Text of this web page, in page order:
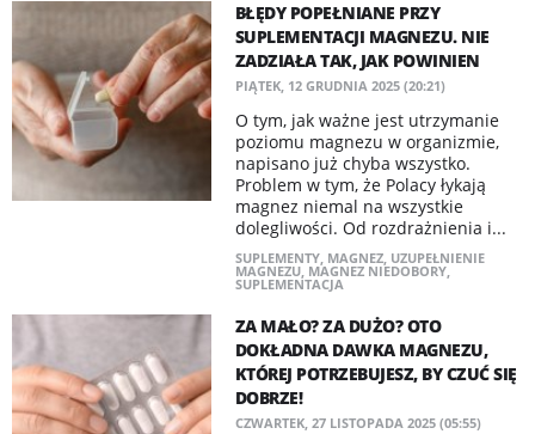
BŁĘDY POPEŁNIANE PRZY
SUPLEMENTACJI MAGNEZU. NIE
ZADZIAŁA TAK, JAK POWINIEN
PIĄTEK, 12 GRUDNIA 2025 (20:21)
O tym, jak ważne jest utrzymanie
poziomu magnezu w organizmie,
napisano już chyba wszystko.
Problem w tym, że Polacy łykają
magnez niemal na wszystkie
dolegliwości. Od rozdrażnienia i...
SUPLEMENTY, MAGNEZ, UZUPEŁNIENIE
MAGNEZU, MAGNEZ NIEDOBORY,
SUPLEMENTACJA
ZA MAŁO? ZA DUŻO? OTO
DOKŁADNA DAWKA MAGNEZU,
KTÓREJ POTRZEBUJESZ, BY CZUĆ SIĘ
DOBRZE!
CZWARTEK, 27 LISTOPADA 2025 (05:55)